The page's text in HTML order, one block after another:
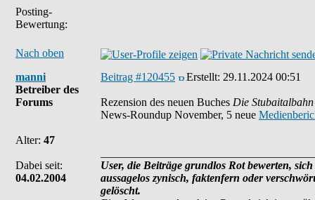
Posting-
Bewertung:
Nach oben
manni
Betreiber des
Forums
Alter: 47
Dabei seit:
04.02.2004
Beitrag #120455 Erstellt: 29.11.2024 00:51
Rezension des neuen Buches Die Stubaitalbahn
News-Roundup November, 5 neue
User, die Beiträge grundlos Rot bewerten,
aussagelos zynisch, faktenfern oder
gelöscht.